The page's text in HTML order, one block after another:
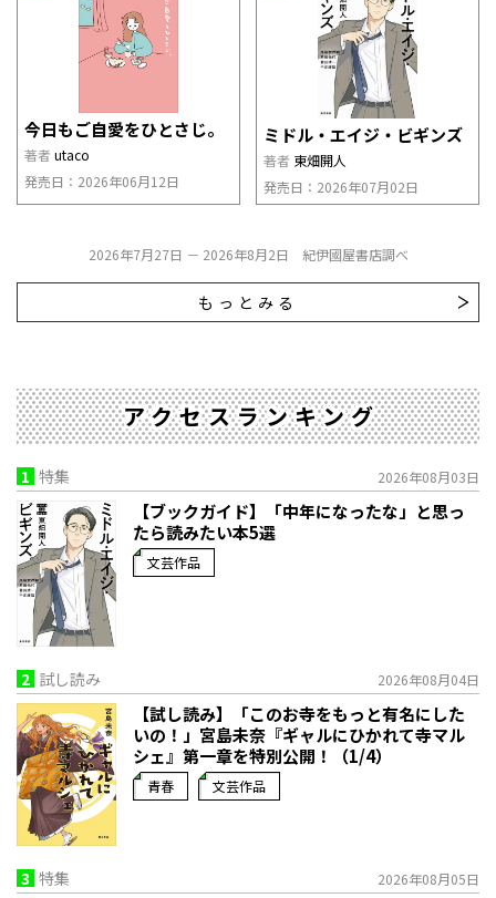
今日もご自愛をひとさじ。
著者 utaco
発売日：2026年06月12日
ミドル・エイジ・ビギンズ
著者 東畑開人
発売日：2026年07月02日
2026年7月27日 － 2026年8月2日 紀伊國屋書店調べ
もっとみる
アクセスランキング
1 特集 2026年08月03日
【ブックガイド】「中年になったな」と思っ
たら読みたい本5選
文芸作品
2 試し読み 2026年08月04日
【試し読み】「このお寺をもっと有名にした
いの！」宮島未奈『ギャルにひかれて寺マル
シェ』第一章を特別公開！（1/4）
青春 文芸作品
3 特集 2026年08月05日